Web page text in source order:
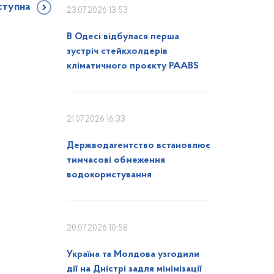
23.07.2026 13:53
В Одесі відбулася перша
зустріч стейкхолдерів
кліматичного проєкту PAABS
21.07.2026 16:33
Держводагентство встановлює
тимчасові обмеження
водокористування
20.07.2026 10:58
Україна та Молдова узгодили
дії на Дністрі задля мінімізації